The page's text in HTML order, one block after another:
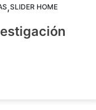
,SLIDER HOME